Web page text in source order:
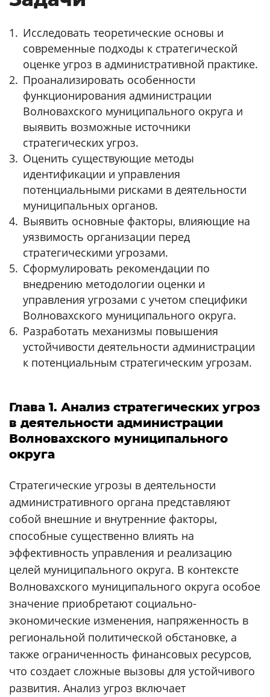
Исследовать теоретические основы и
современные подходы к стратегической
оценке угроз в административной практике.
Проанализировать особенности
функционирования администрации
Волновахского муниципального округа и
выявить возможные источники
стратегических угроз.
Оценить существующие методы
идентификации и управления
потенциальными рисками в деятельности
муниципальных органов.
Выявить основные факторы, влияющие на
уязвимость организации перед
стратегическими угрозами.
Сформулировать рекомендации по
внедрению методологии оценки и
управления угрозами с учетом специфики
Волновахского муниципального округа.
Разработать механизмы повышения
устойчивости деятельности администрации
к потенциальным стратегическим угрозам.
Глава 1. Анализ стратегических угроз
в деятельности администрации
Волновахского муниципального
округа
Стратегические угрозы в деятельности
административного органа представляют
собой внешние и внутренние факторы,
способные существенно влиять на
эффективность управления и реализацию
целей муниципального округа. В контексте
Волновахского муниципального округа особое
значение приобретают социально-
экономические изменения, напряженность в
региональной политической обстановке, а
также ограниченность финансовых ресурсов,
что создает сложные вызовы для устойчивого
развития. Анализ угроз включает